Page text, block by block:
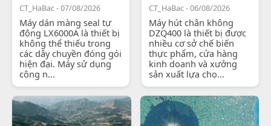
CT_HaBac - 07/08/2026
Máy dán màng seal tự
động LX6000A là thiết bị
không thể thiếu trong
các dây chuyền đóng gói
hiện đại. Máy sử dụng
công n...
CT_HaBac - 06/08/2026
Máy hút chân không
DZQ400 là thiết bị được
nhiều cơ sở chế biến
thực phẩm, cửa hàng
kinh doanh và xưởng
sản xuất lựa chọ...